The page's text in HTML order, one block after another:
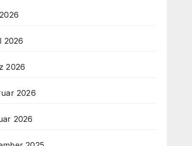
2026
2026
2026
2026